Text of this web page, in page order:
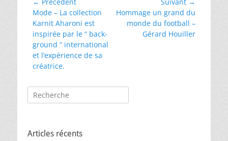
de
l’article
Article
précédent :
Mode – La collection
Karnit Aharoni est
inspirée par le “ back-
ground ” international
et l’expérience de sa
créatrice.
Article
suivant :
Hommage un grand du
monde du football –
Gérard Houiller
Rechercher :
Articles récents